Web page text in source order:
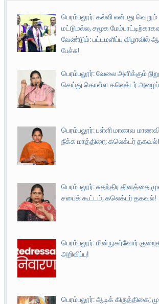
பெரம்பலூர்: கல்வி என்பது
மட்டுமல்ல, சமூக
வேண்டும்: பட்டமளிப்பு விழாவில்
பேச்சு!
பெரம்பலூர்: வேலை அளிக்கும்
செய்து கொள்ள கலெக்டர்
பெரம்பலூர்: பள்ளி மாணவ
நீக்க மாத்திரை; கலெக்டர் தகவல்!
பெரம்பலூர்: சுதந்திர தினத்தை
சபைக் கூட்டம்; கலெக்டர் தகவல்!
பெரம்பலூர்: மின்நுகர்வோர்
அறிவிப்பு!
பெரம்பலூர்: ஆடிக் கிருத்திகை;